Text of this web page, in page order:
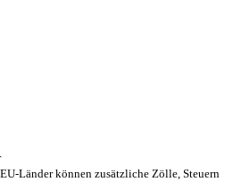
Länder können zusätzliche Zölle, Steuern